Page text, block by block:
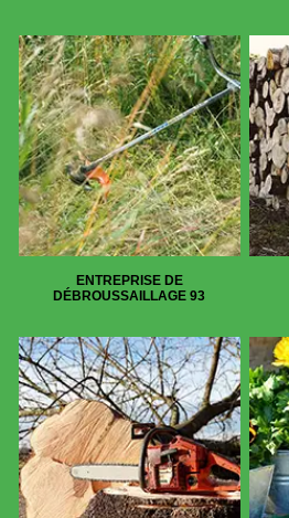
ENTREPRISE DE
DÉBROUSSAILLAGE 93